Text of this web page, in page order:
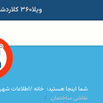
ویلا۳۶۰ کلاردشت [
شما اینجا هستید: خانه /اطلاعات
نقاشی ساختمان